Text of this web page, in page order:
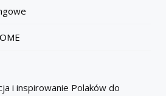
i inspirowanie Polaków do